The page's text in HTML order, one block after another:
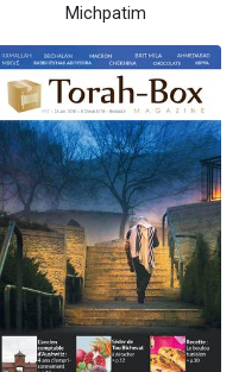
Michpatim